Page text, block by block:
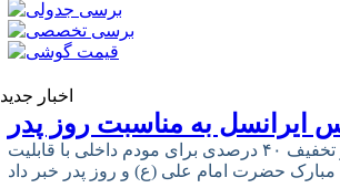
اخبار جدید
ایرانسل به مناسبت روز پدر
ایرانسل از تخفیف ۴۰ درصدی برای مودم داخلی با قابلیت Wi-Fi و ۳۳ درصدی برای مودم USB وایمکس